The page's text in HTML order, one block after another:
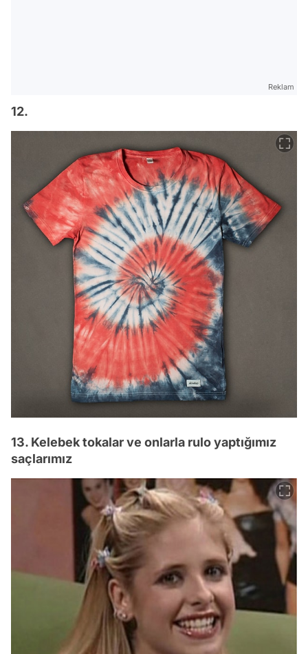
Reklam
12.
13. Kelebek tokalar ve onlarla rulo yaptığımız
saçlarımız